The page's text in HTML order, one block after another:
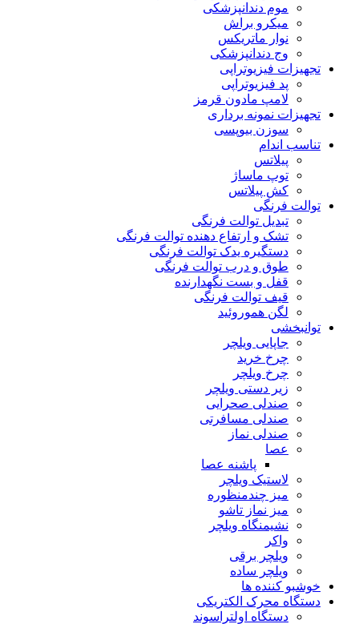
موم دندانپزشکی
میکرو براش
نوار ماتریکس
وج دندانپزشکی
تجهیزات فیزیوتراپی
پد فیزیوتراپی
لامپ مادون قرمز
تجهیزات نمونه برداری
سوزن بیوپسی
تناسب اندام
پیلاتس
توپ ماساژ
کش پیلاتس
توالت فرنگی
تبدیل توالت فرنگی
تشک و ارتفاع دهنده توالت فرنگی
دستگیره یدک توالت فرنگی
طوق و درب توالت فرنگی
قفل و بست نگهدارنده
قیف توالت فرنگی
لگن هموروئید
توانبخشی
جاپایی ویلچر
چرخ خرید
چرخ ویلچر
زیر دستی ویلچر
صندلی صحرایی
صندلی مسافرتی
صندلی نماز
عصا
پاشنه عصا
لاستیک ویلچر
میز چندمنظوره
میز نماز تاشو
نشیمنگاه ویلچر
واکر
ویلچر برقی
ویلچر ساده
خوشبو کننده ها
دستگاه محرک الکتریکی
دستگاه اولتراسوند